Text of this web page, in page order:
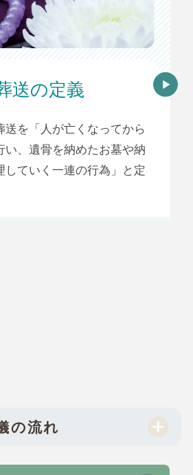
送の定義
送を「人が亡くなってから
い、遺骨を納めたお墓や納
していく一連の行為」と定
の流れ